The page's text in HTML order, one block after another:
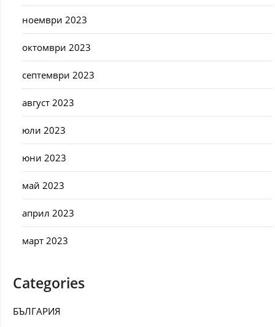
ноември 2023
октомври 2023
септември 2023
август 2023
юли 2023
юни 2023
май 2023
април 2023
март 2023
Categories
БЪЛГАРИЯ